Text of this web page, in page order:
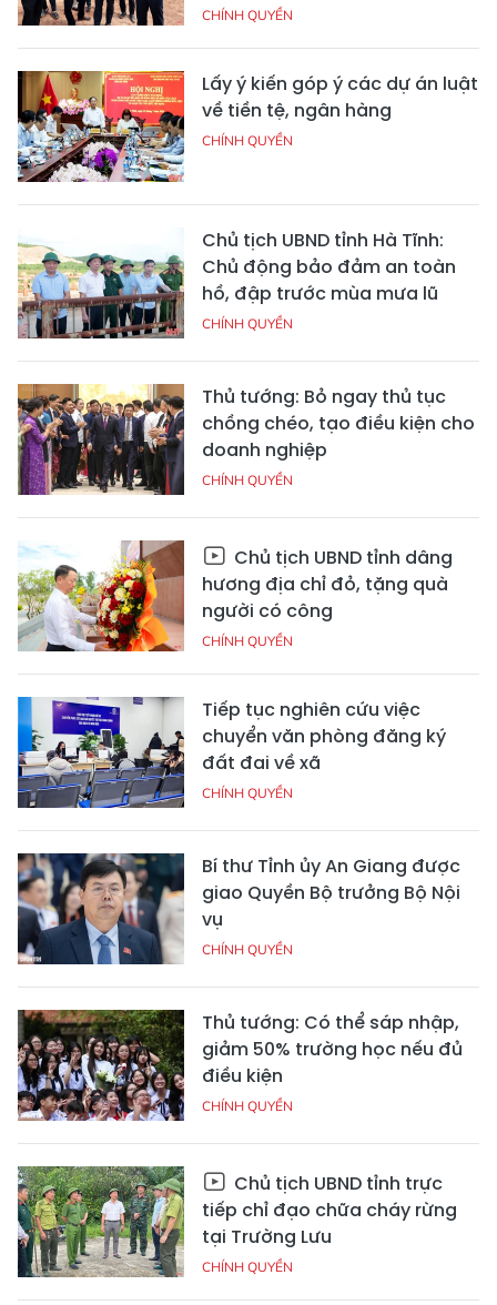
CHÍNH QUYỀN
Lấy ý kiến góp ý các dự án luật
về tiền tệ, ngân hàng
CHÍNH QUYỀN
Chủ tịch UBND tỉnh Hà Tĩnh:
Chủ động bảo đảm an toàn
hồ, đập trước mùa mưa lũ
CHÍNH QUYỀN
Thủ tướng: Bỏ ngay thủ tục
chồng chéo, tạo điều kiện cho
doanh nghiệp
CHÍNH QUYỀN
Chủ tịch UBND tỉnh dâng
hương địa chỉ đỏ, tặng quà
người có công
CHÍNH QUYỀN
Tiếp tục nghiên cứu việc
chuyển văn phòng đăng ký
đất đai về xã
CHÍNH QUYỀN
Bí thư Tỉnh ủy An Giang được
giao Quyền Bộ trưởng Bộ Nội
vụ
CHÍNH QUYỀN
Thủ tướng: Có thể sáp nhập,
giảm 50% trường học nếu đủ
điều kiện
CHÍNH QUYỀN
Chủ tịch UBND tỉnh trực
tiếp chỉ đạo chữa cháy rừng
tại Trường Lưu
CHÍNH QUYỀN